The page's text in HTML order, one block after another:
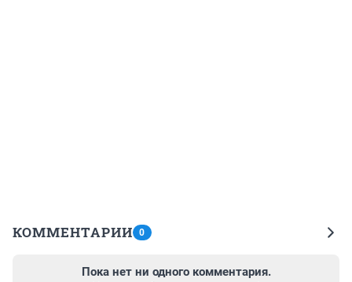
КОММЕНТАРИИ 0
Пока нет ни одного комментария.